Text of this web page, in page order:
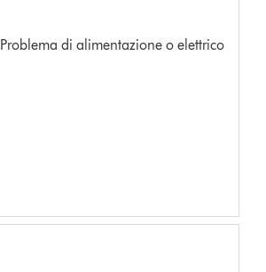
Problema di alimentazione o elettrico